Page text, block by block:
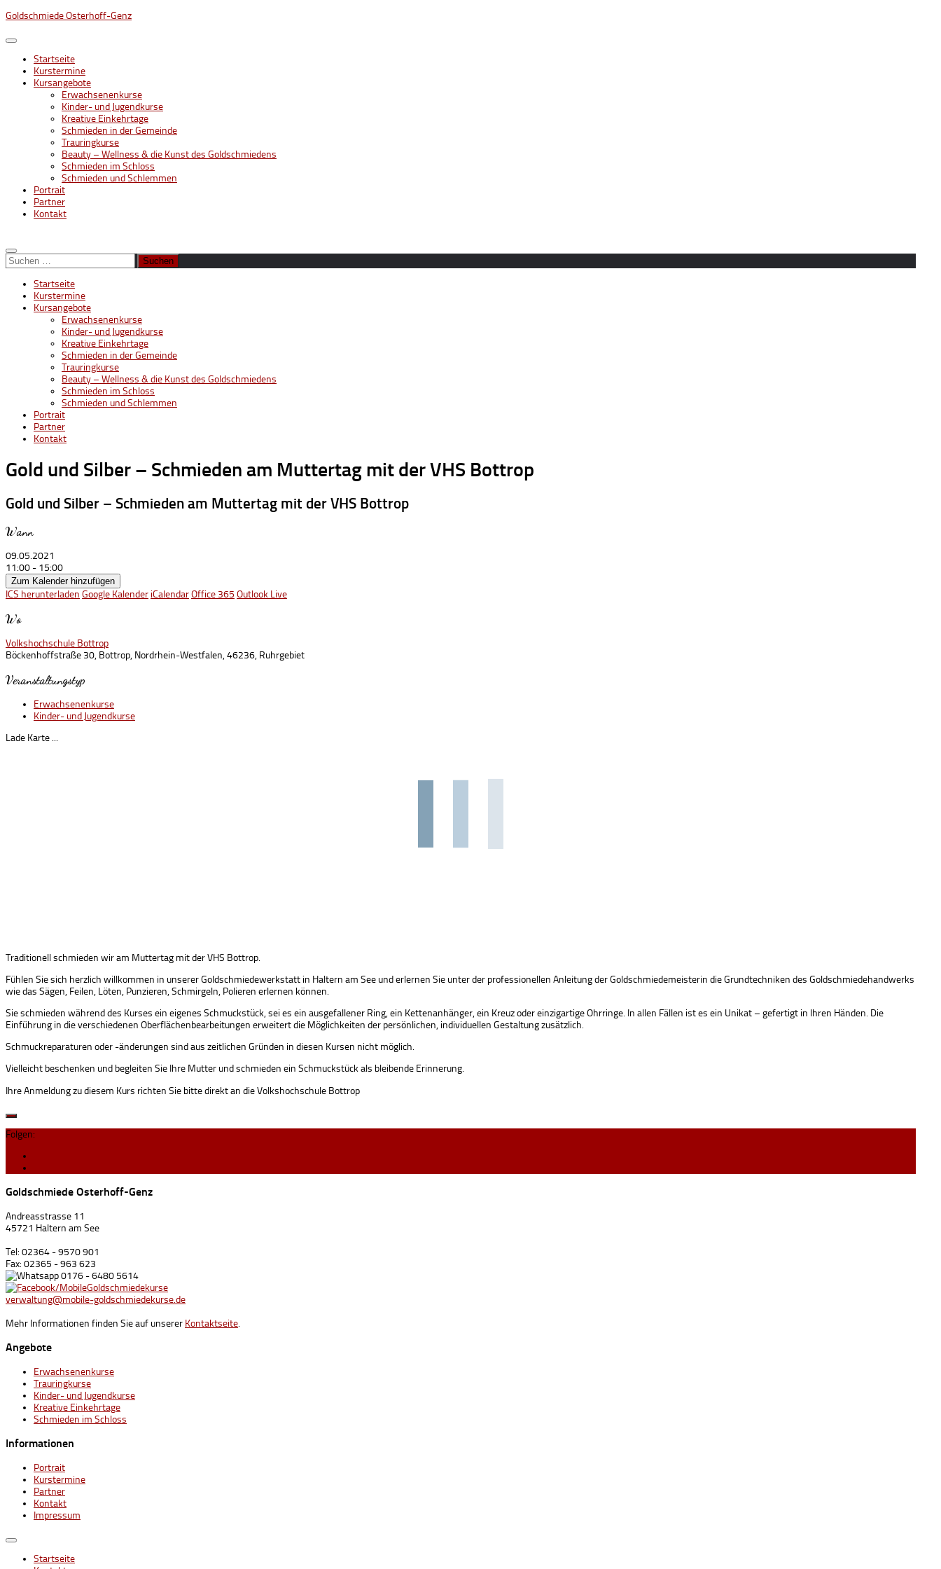
Unter
Inhalt
Goldschmiede Osterhoff-Genz
Startseite
Kurstermine
Kursangebote
Erwachsenenkurse
Kinder- und Jugendkurse
Kreative Einkehrtage
Schmieden in der Gemeinde
Trauringkurse
Beauty – Wellness & die Kunst des Goldschmiedens
Schmieden im Schloss
Schmieden und Schlemmen
Portrait
Partner
Kontakt
Suchen
nach:
Startseite
Kurstermine
Kursangebote
Erwachsenenkurse
Kinder- und Jugendkurse
Kreative Einkehrtage
Schmieden in der Gemeinde
Trauringkurse
Beauty – Wellness & die Kunst des Goldschmiedens
Schmieden im Schloss
Schmieden und Schlemmen
Portrait
Partner
Kontakt
Gold und Silber – Schmieden am Muttertag mit der VHS Bottrop
Gold und Silber – Schmieden am Muttertag mit der VHS Bottrop
Wann
09.05.2021
11:00 - 15:00
Zum Kalender hinzufügen
ICS herunterladen Google Kalender iCalendarOffice 365 Outlook Live
Wo
Volkshochschule Bottrop
Böckenhoffstraße 30, Bottrop, Nordrhein-Westfalen, 46236, Ruhrgebiet
Veranstaltungstyp
Erwachsenenkurse
Kinder- und Jugendkurse
Lade Karte ...
Traditionell schmieden wir am Muttertag mit der VHS Bottrop.
Fühlen Sie sich herzlich willkommen in unserer Goldschmiedewerkstatt in Haltern am See und erlernen Sie unter der professionellen Anleitung der Goldschmiedemeisterin die Grundtechniken des Goldschmiedehandwerks
wie das Sägen, Feilen, Löten, Punzieren, Schmirgeln, Polieren erlernen können.
Sie schmieden während des Kurses ein eigenes Schmuckstück, sei es ein ausgefallener Ring, ein Kettenanhänger, ein Kreuz oder einzigartige Ohrringe. In allen Fällen ist es ein Unikat – gefertigt in Ihren Händen. Die
Einführung in die verschiedenen Oberflächenbearbeitungen erweitert die Möglichkeiten der persönlichen, individuellen Gestaltung zusätzlich.
Schmuckreparaturen oder -änderungen sind aus zeitlichen Gründen in diesen Kursen nicht möglich.
Vielleicht beschenken und begleiten Sie Ihre Mutter und schmieden ein Schmuckstück als bleibende Erinnerung.
Ihre Anmeldung zu diesem Kurs richten Sie bitte direkt an die Volkshochschule Bottrop
Folgen:
Goldschmiede Osterhoff-Genz
Andreasstrasse 11
45721 Haltern am See
Tel: 02364 - 9570 901
Fax: 02365 - 963 623
0176 - 6480 5614
/MobileGoldschmiedekurse
verwaltung@mobile-goldschmiedekurse.de
Mehr Informationen finden Sie auf unserer Kontaktseite.
Angebote
Erwachsenenkurse
Trauringkurse
Kinder- und Jugendkurse
Kreative Einkehrtage
Schmieden im Schloss
Informationen
Portrait
Kurstermine
Partner
Kontakt
Impressum
Startseite